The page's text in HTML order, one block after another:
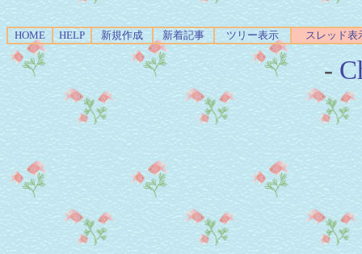
HOME HELP 新規作成 新着記事 ツリー表示 スレッド表
-